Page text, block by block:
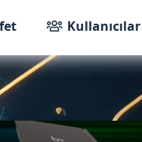
Kullanıcılar